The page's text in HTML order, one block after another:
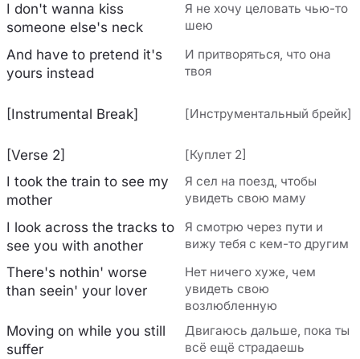
I don't wanna kiss
someone else's neck
Я не хочу целовать чью-то
шею
And have to pretend it's
yours instead
И притворяться, что она
твоя
[Instrumental Break] [Инструментальный брейк]
[Verse 2] [Куплет 2]
I took the train to see my
mother
Я сел на поезд, чтобы
увидеть свою маму
I look across the tracks to
see you with another
Я смотрю через пути и
вижу тебя с кем-то другим
There's nothin' worse
than seein' your lover
Нет ничего хуже, чем
увидеть свою
возлюбленную
Moving on while you still
suffer
Двигаюсь дальше, пока ты
всё ещё страдаешь